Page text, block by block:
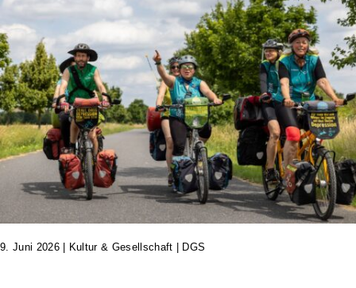
9. Juni 2026| Kultur & Gesellschaft | DGS